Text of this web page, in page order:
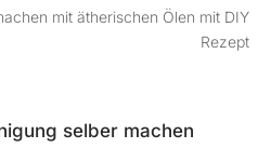
mit ätherischen Ölen mit DIY
Rezept
selber machen